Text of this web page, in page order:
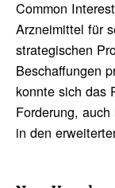
Common
Arzneimittel für
strategischen
Beschaffungen
konnte sich das
Forderung,
in den